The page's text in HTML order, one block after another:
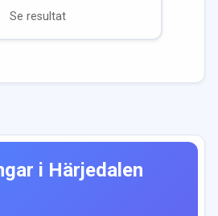
Se resultat
i Härjedalen